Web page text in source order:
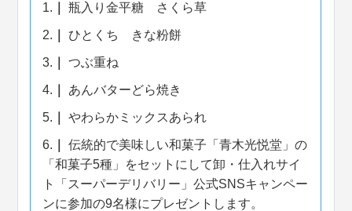
1. 瓶入り金平糖 さくら草
2. ひとくち きな粉餅
3. つぶ重ね
4. あんバターどら焼き
5. やわらかミックスあられ
6.
伝統的で美味しい和菓子「青木光悦堂」の
「和菓子5種」をセットにして卸・仕入れサイ
ト「スーパーデリバリー」公式SNSキャンペー
ンに参加の9名様にプレゼントします。